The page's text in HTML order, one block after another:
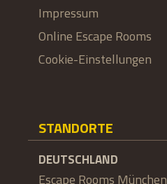
Impressum
Online Escape Rooms
Cookie-Einstellungen
STANDORTE
DEUTSCHLAND
Escape Rooms München